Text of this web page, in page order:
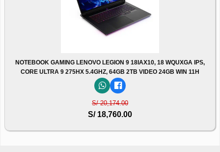
NOTEBOOK GAMING LENOVO LEGION 9 18IAX10, 18 WQUXGA IPS,
CORE ULTRA 9 275HX 5.4GHZ, 64GB 2TB VIDEO 24GB WIN 11H
S/ 20,174.00
S/ 18,760.00